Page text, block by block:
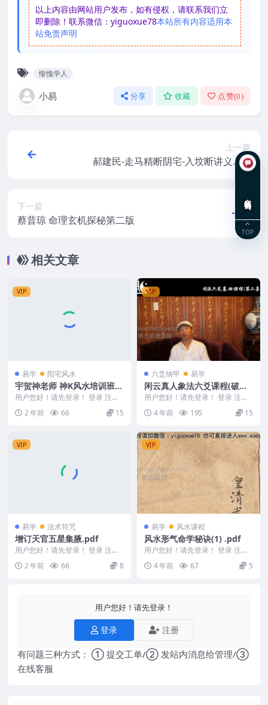
以上内容由网站用户发布，如有侵权，请联系我们立
即删除！联系微信：yiguoxue78本站所有内容适用本
站免责声明
惭愧学人
小易 分享 收藏 点赞(0)
上一篇
郝建民-走马精断阴宅-入坟断讲义.pdf
下一篇
蔡昔琼 命理玄机探秘第二版
相关文章
VIP
易学 阳宅风水
宇贺神老师 神K风水培训班(4
00 Y).pdf 形法风水
用户您好！请先登录！ 登录 注册
宇贺神老师 神K风水培训班(400
Y).pd...
2 年前 66 15
VIP
六爻纳甲 易学
闲云真人象法六爻课程(破解
版)
用户您好！请先登录！ 登录 注册
闲云真人象法六爻课程(破解版) 闲
云真人 闲派...
4 年前 195 15
VIP
易学 法术符咒
增订天官五星集腋.pdf
用户您好！请先登录！ 登录 注册
增订天官五星集腋.pdf 2411338
2 年前 66 8
VIP
易学 风水课程
风水形气命学秘诀(1) .pdf
用户您好！请先登录！ 登录 注册
编号：MY2212-200-157 风水形
气命...4 年前 67 5
用户您好！请先登录！
登录 注册
有问题三种方式： ① 提交工单/② 发站内消息给管理/③
在线客服
TOP